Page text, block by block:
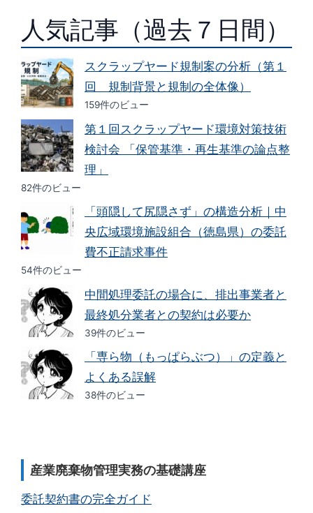
人気記事（過去７日間）
スクラップヤード規制案の分析（第１
回 規制背景と規制の全体像）
159件のビュー
第１回スクラップヤード環境対策技術
検討会 「保管基準・再生基準の論点整
理」
82件のビュー
「頭隠して尻隠さず」の構造分析｜中
央広域環境施設組合（徳島県）の委託
費不正請求事件
54件のビュー
中間処理委託の場合に、排出事業者と
最終処分業者との契約は必要か
39件のビュー
「専ら物（もっぱらぶつ）」の定義と
よくある誤解
38件のビュー
産業廃棄物管理実務の基礎講座
委託契約書の完全ガイド